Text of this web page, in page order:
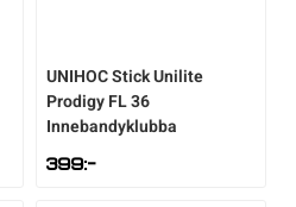
UNIHOCStick Unilite
Prodigy FL 36
Innebandyklubba
399:-